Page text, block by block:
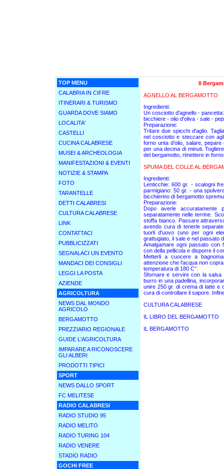
TOP MENU
CALABRIA IN CIFRE
ITINERARI & TURISMO
GUARDA DOVE SIAMO
LOCALITA'
CASTELLI
CUCINA CALABRESE
MUSEI & ARCHEOLOGIA
MANIFESTAZIONI & EVENTI
NOTIZIE & STAMPA
FOTO
TARANTELLE
DETTI CALABRESI
CULTURA CALABRESE
LINK
CONTATTACI
PUBBLICIZZATI
SEGNALACI UN EVENTO
MANDACI DEI CONSIGLI
LEGGI LA POSTA
AZIENDE
AGRICOLTURA
NEWS DAL MONDO
AGRICOLO
BERGAMOTTO
PREZZIARIO REGIONALE
GUIDE L'AGRICOLTURA
IMPARARE A RICONOSCERE
GLI ALBERI
PRODOTTI TIPICI
SPORT
NEWS DALLO SPORT
FC MELITESE
RADIO CALABRESI
RADIO STUDIO 95
RADIO MELITO
RADIO TURING 104
RADIO VENERE
STADIO RADIO
GOCHI FREE
Il
AGNELLO AL BERGAMOTTO
Ingredienti:
Un cosciotto d'agnello -
bicchiere - olio d'oliva - sale -
Preparazione:
Tritare due spicchi d'aglio.
nel cosciotto e steccare con
forno unta d'olio, salare,
per una decina di minuti.
del bergamotto, rimettere in
SPUMA DEL COLLE AL
Ingredienti:
Lenticchie: 600 gr. - scalogni
parmigiano: 50 gr. - una
bicchierino di bergamotto
Preparazione:
Dopo averle
separatamente nelle terrine.
stoffa bianco. Passare
avendo cura di tenerle
tuorli d'uovo (uno per ogni
grattugiato, il sale e nel passato
Amalgamare ogni passato con
con della pellicola e disporre il
Metterli a cuocere a
attenzione che l'acqua non
temperatura di 180 C°.
Sfornare e servire con la salsa
burro in una padellina,
unire 250 gr. di crema di latte e
cura di controllare il sapore.
CULTURA CALABRESE
IL LIBRO DEL BERGAMOTTO
IL BERGAMOTTO